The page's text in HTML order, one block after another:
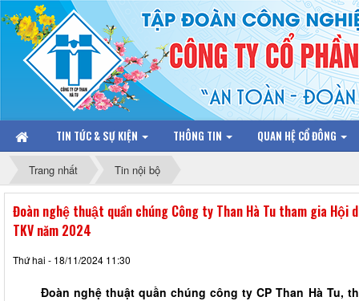
TIN TỨC & SỰ KIỆN THÔNG TIN QUAN HỆ CỔ ĐÔNG
Trang nhất Tin nội bộ
Đoàn nghệ thuật quần chúng Công ty Than Hà Tu tham gia Hội
TKV năm 2024
Thứ hai - 18/11/2024 11:30
Đoàn nghệ thuật quần chúng công ty CP Than Hà Tu,